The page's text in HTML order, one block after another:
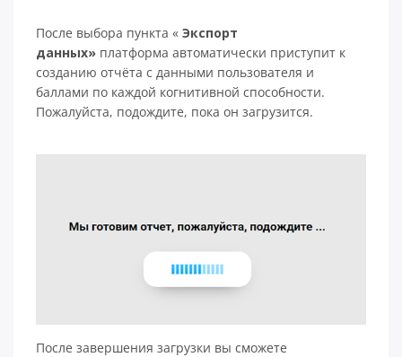
После выбора пункта « Экспорт
данных» платформа автоматически приступит к
созданию отчёта с данными пользователя и
баллами по каждой когнитивной способности.
Пожалуйста, подождите, пока он загрузится.
После завершения загрузки вы сможете